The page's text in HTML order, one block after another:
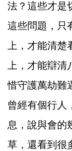
法？這些才是
這些問題，只
上，才能清
上，才能辯
惜守護萬劫難
曾經有個行人
息，說與會的
草，還看到很